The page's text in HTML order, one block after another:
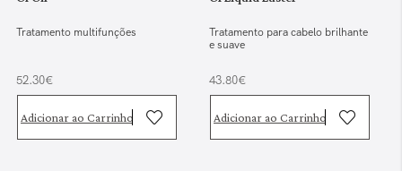
Tratamento multifunções
52.30€
Adicionar ao Carrinho
Tratamento para cabelo brilhante
e suave
43.80€
Adicionar ao Carrinho